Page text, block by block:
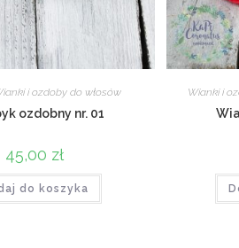
i ozdoby do włosów
ozdobny nr. 01
45,00 zł
do koszyka
Wianki i